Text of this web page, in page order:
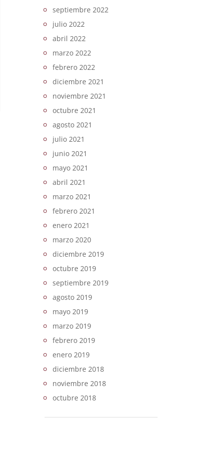
septiembre 2022
julio 2022
abril 2022
marzo 2022
febrero 2022
diciembre 2021
noviembre 2021
octubre 2021
agosto 2021
julio 2021
junio 2021
mayo 2021
abril 2021
marzo 2021
febrero 2021
enero 2021
marzo 2020
diciembre 2019
octubre 2019
septiembre 2019
agosto 2019
mayo 2019
marzo 2019
febrero 2019
enero 2019
diciembre 2018
noviembre 2018
octubre 2018